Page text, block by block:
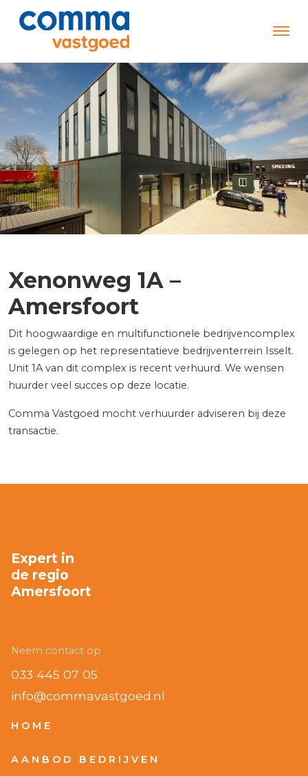
Xenonweg 1A –
Amersfoort
Dit hoogwaardige en multifunctionele bedrijvencomplex
is gelegen op het representatieve bedrijventerrein Isselt.
Unit 1A van dit complex is recent verhuurd. We wensen
huurder veel succes op deze locatie.
Comma Vastgoed mocht verhuurder adviseren bij deze
transactie.
Expert in
de regio
Amersfoort
Neem contact op
033 445 07 05
info@commavastgoed.nl
HOME
AANBOD BEDRIJVEN